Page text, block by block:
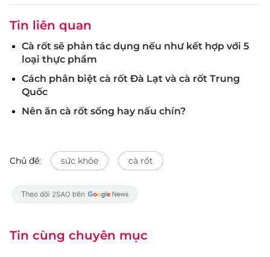
Tin liên quan
Cà rốt sẽ phản tác dụng nếu như kết hợp với 5
loại thực phẩm
Cách phân biệt cà rốt Đà Lạt và cà rốt Trung
Quốc
Nên ăn cà rốt sống hay nấu chín?
Chủ đề: sức khỏe cà rốt
Tin cùng chuyên mục